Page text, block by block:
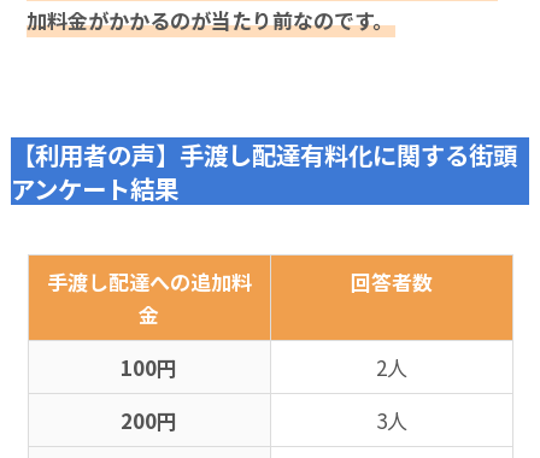
加料金がかかるのが当たり前なのです。
【利用者の声】手渡し配達有料化に関する街頭
アンケート結果
手渡し配達への追加料
金
回答者数
100円
2人
200円
3人